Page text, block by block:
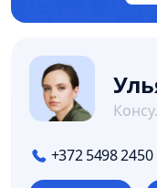
+372 5498 2450